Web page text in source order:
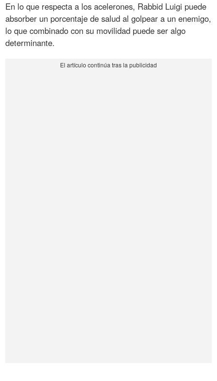
En lo que respecta a los acelerones, Rabbid Luigi puede
absorber un porcentaje de salud al golpear a un enemigo,
lo que combinado con su movilidad puede ser algo
determinante.